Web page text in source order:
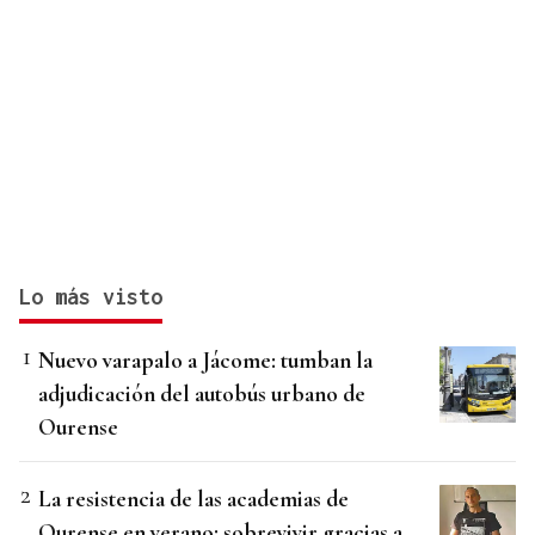
Lo más visto
Nuevo varapalo a Jácome: tumban la
adjudicación del autobús urbano de
Ourense
La resistencia de las academias de